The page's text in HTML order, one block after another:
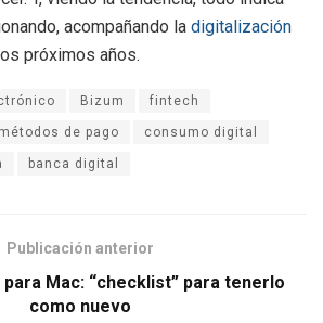
acompañando la digitalización
próximos años.
Bizum fintech
métodos de pago consumo digital
banca digital
Publicación anterior
Mac: “checklist” para tenerlo
como nuevo